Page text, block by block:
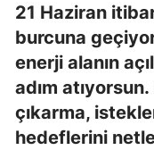
21 Haziran
burcuna
enerji alanın
adım
çıkarma,
hedeflerini